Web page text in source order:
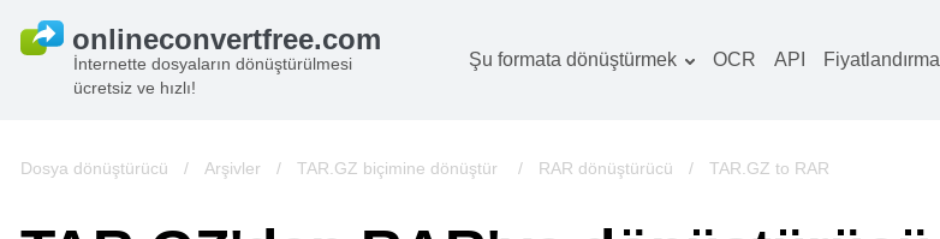
İnternette dosyaların dönüştürülmesi
ücretsiz ve hızlı!
Şu formata dönüştürmek
Görüntüler dönüştürücü
OCR API Fiyatlandırma
Dosya dönüştürücü / Arşivler / TAR.GZ biçimine dönüştür / RAR dönüştürücü / TAR.GZ to RAR